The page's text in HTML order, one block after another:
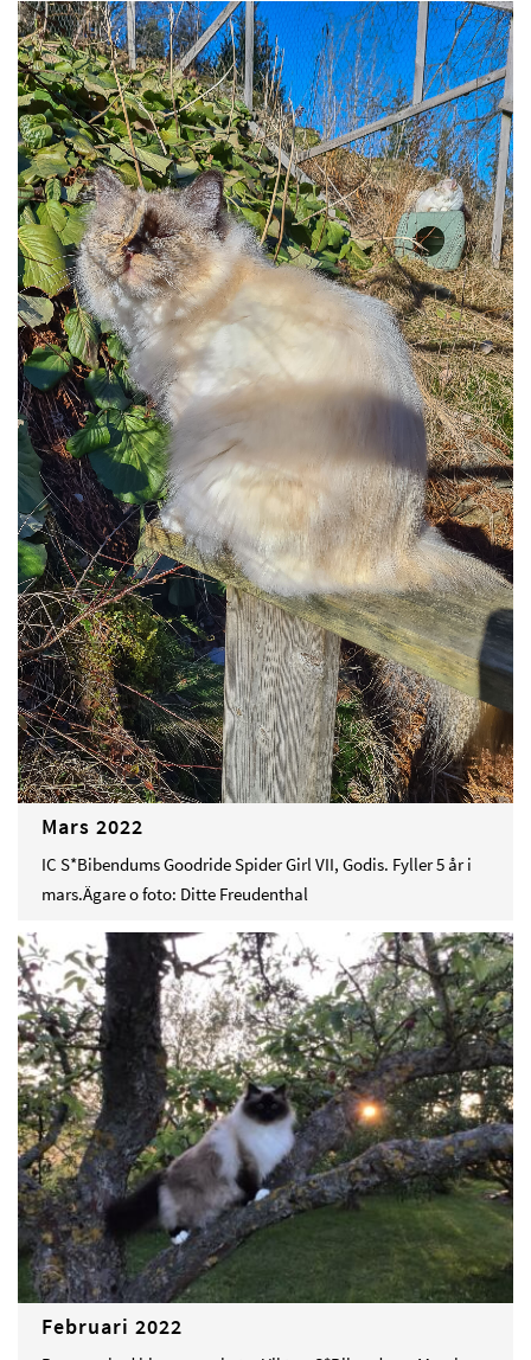
Mars 2022
IC S*Bibendums Goodride Spider Girl VII, Godis. Fyller 5 år i
mars.Ägare o foto: Ditte Freudenthal
Februari 2022